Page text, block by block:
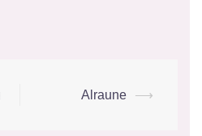
Alraune ⟶